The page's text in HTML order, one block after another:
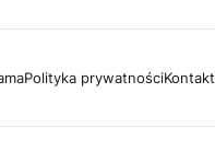
Polityka prywatnościKontakt